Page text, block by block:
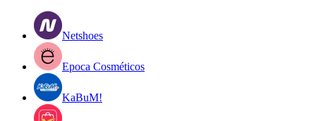
Netshoes
Epoca Cosméticos
KaBuM!